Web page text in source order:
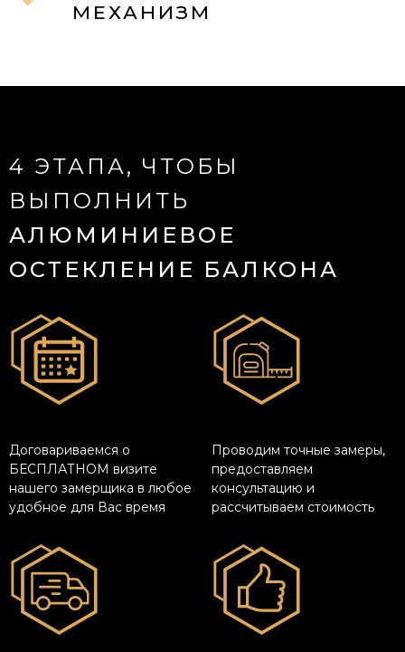
МЕХАНИЗМ
4 ЭТАПА, ЧТОБЫ
ВЫПОЛНИТЬ
АЛЮМИНИЕВОЕ
ОСТЕКЛЕНИЕ БАЛКОНА
Договариваемся о
БЕСПЛАТНОМ визите
нашего замерщика в любое
удобное для Вас время
Проводим точные замеры,
предоставляем
консультацию и
рассчитываем стоимость